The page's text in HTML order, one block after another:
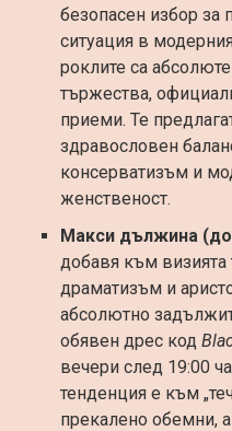
безопасен избор за
ситуация в
роклите са
тържества,
приеми. Те
здравословен
консерватизъм и
женственост.
Макси дължина
добавя към визията
драматизъм и
абсолютно
обявен дрес код
вечери след 19:00
тенденция е към
прекалено обемни,